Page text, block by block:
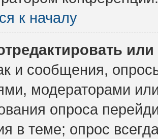
к началу
и сообщения,
модераторами
опроса
в теме; опрос